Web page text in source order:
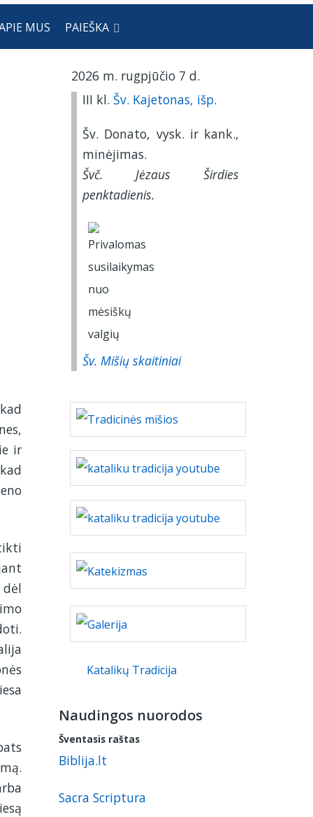
MUS PAIEŠKA
ir
2026 m. rugpjūčio 7 d.
III kl. Šv. Kajetonas, išp.
Šv. Donato, vysk. ir kank.,
minėjimas.
Švč. Jėzaus Širdies
penktadienis.
Šv. Mišių skaitiniai
Katalikų Tradicija
Naudingos nuorodos
Šventasis raštas
Biblija.lt
Sacra Scriptura